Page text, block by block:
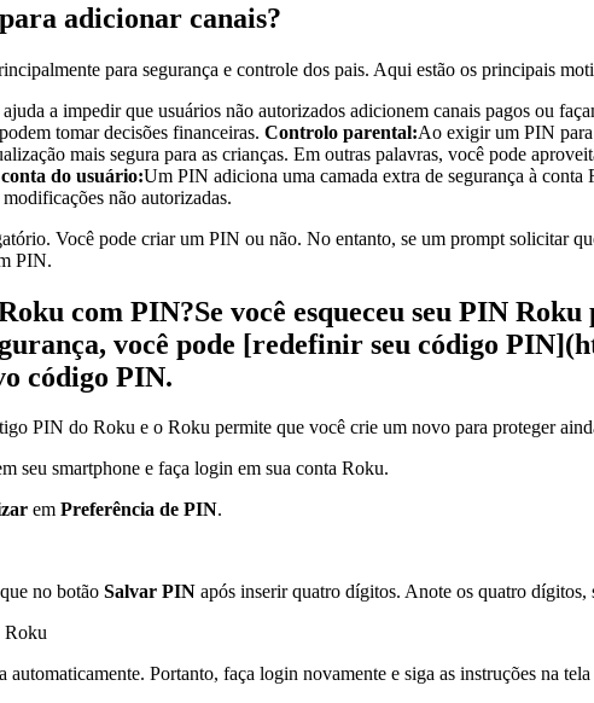
adicionar canais?
para segurança e controle dos pais. Aqui estão os principais
a impedir que usuários não autorizados adicionem canais pagos ou
tomar decisões financeiras. Controlo parental:Ao exigir um PIN para
mais segura para as crianças. Em outras palavras, você pode
do usuário:Um PIN adiciona uma camada extra de segurança à
não autorizadas.
Você pode criar um PIN ou não. No entanto, se um prompt solicitar
PIN.
com PIN?Se você esqueceu seu PIN
você pode [redefinir seu código
código PIN.
PIN do Roku e o Roku permite que você crie um novo para proteger
seu smartphone e faça login em sua conta Roku.
em Preferência de PIN.
no botão Salvar PIN após inserir quatro dígitos. Anote os quatro dígitos,
automaticamente. Portanto, faça login novamente e siga as instruções na